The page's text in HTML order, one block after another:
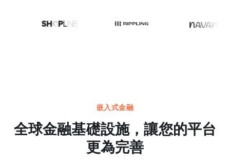
嵌入式金融
全球金融基礎設施，讓您的平台
更為完善